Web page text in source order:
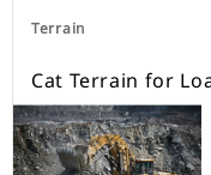
Terrain
Cat Terrain for